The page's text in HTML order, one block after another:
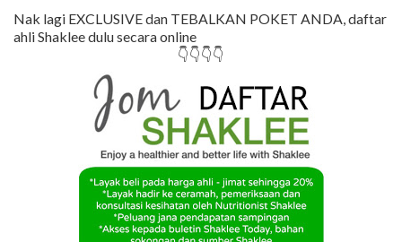
Nak lagi EXCLUSIVE dan TEBALKAN POKET ANDA, daftar
ahli Shaklee dulu secara online
👇👇👇👇